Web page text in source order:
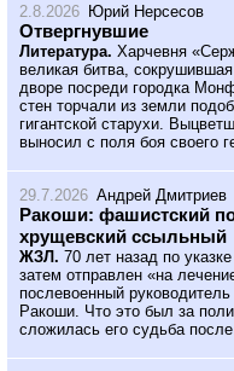
2.8.2026 Юрий Нерсесов
Отвергнувшие
Литература. Харчевня
великая битва,
дворе посреди городка
стен торчали из земли
гигантской старухи.
выносил с поля боя своего
29.7.2026 Андрей Дмитриев
Ракоши: фашистский
хрущевский ссыльный
ЖЗЛ. 70 лет назад по
затем отправлен «на
послевоенный
Ракоши. Что это был за
сложилась его судьба